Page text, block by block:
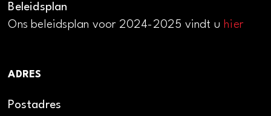
Beleidsplan
Ons beleidsplan voor 2024-2025 vindt u hier
ADRES
Postadres